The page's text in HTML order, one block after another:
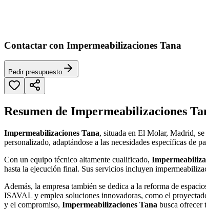
Contactar con Impermeabilizaciones Tana
Pedir presupuesto
Resumen de Impermeabilizaciones
Impermeabilizaciones Tana, situada en El Molar, Madrid,
personalizado, adaptándose a las necesidades específicas de
Con un equipo técnico altamente cualificado,
hasta la ejecución final. Sus servicios incluyen
Además, la empresa también se dedica a la reforma de
ISAVAL y emplea soluciones innovadoras, como el
y el compromiso, Impermeabilizaciones Tana busca ofrecer